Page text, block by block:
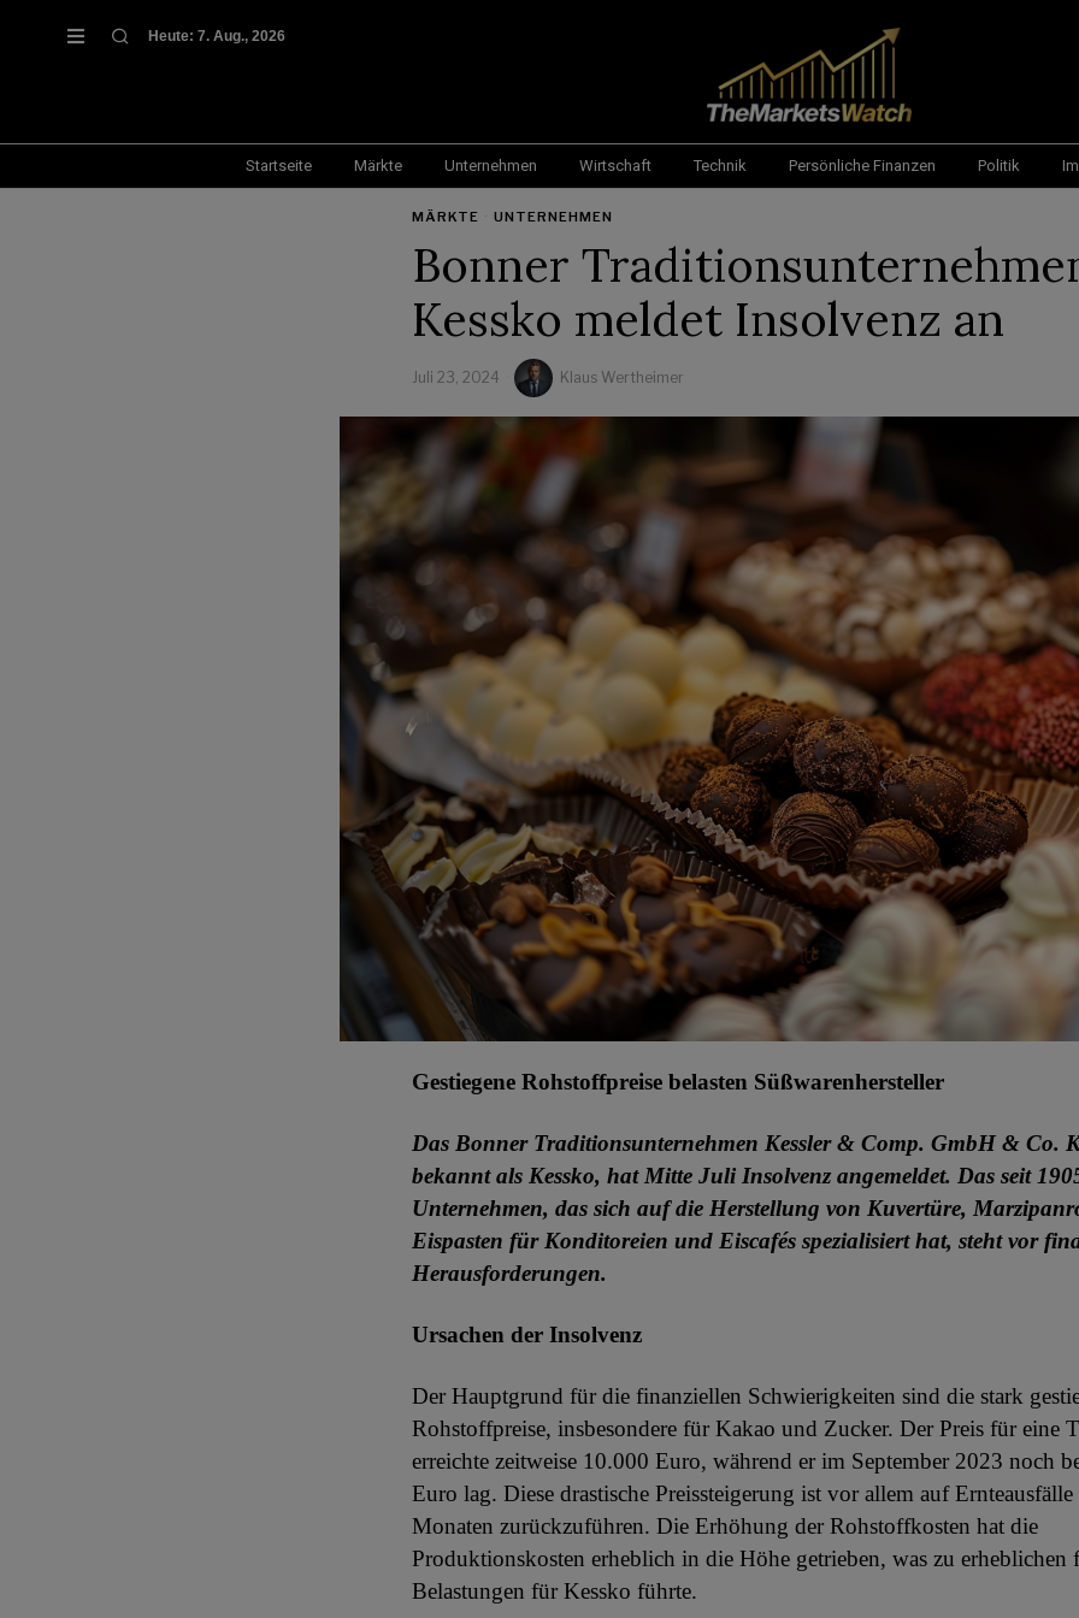
Heute: 7. Aug., 2026
Startseite Märkte Unternehmen Wirtschaft Technik Persönliche Finanzen Politik
MÄRKTE · UNTERNEHMEN
Bonner
Kessko meldet Insolvenz an
Juli 23, 2024 Klaus Wertheimer
Gestiegene Rohstoffpreise belasten Süßwarenhersteller
Das Bonner Traditionsunternehmen Kessler & Comp. GmbH & Co.
bekannt als Kessko, hat Mitte Juli Insolvenz angemeldet. Das seit
Unternehmen, das sich auf die Herstellung von Kuvertüre,
Eispasten für Konditoreien und Eiscafés spezialisiert hat, steht vor
Herausforderungen.
Ursachen der Insolvenz
Der Hauptgrund für die finanziellen Schwierigkeiten sind die stark
Rohstoffpreise, insbesondere für Kakao und Zucker. Der Preis für eine
erreichte zeitweise 10.000 Euro, während er im September 2023 noch
Euro lag. Diese drastische Preissteigerung ist vor allem auf
Monaten zurückzuführen. Die Erhöhung der Rohstoffkosten hat die
Produktionskosten erheblich in die Höhe getrieben, was zu erheblichen
Belastungen für Kessko führte.